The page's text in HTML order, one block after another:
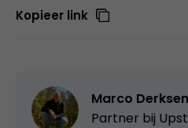
Kopieer link
Marco Derksen
Partner bij